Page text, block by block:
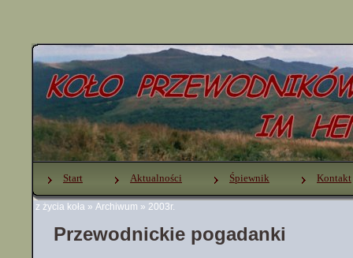
z życia koła » Archiwum » 2003r.
Start Aktualności Śpiewnik Kontakt
Przewodnickie pogadanki